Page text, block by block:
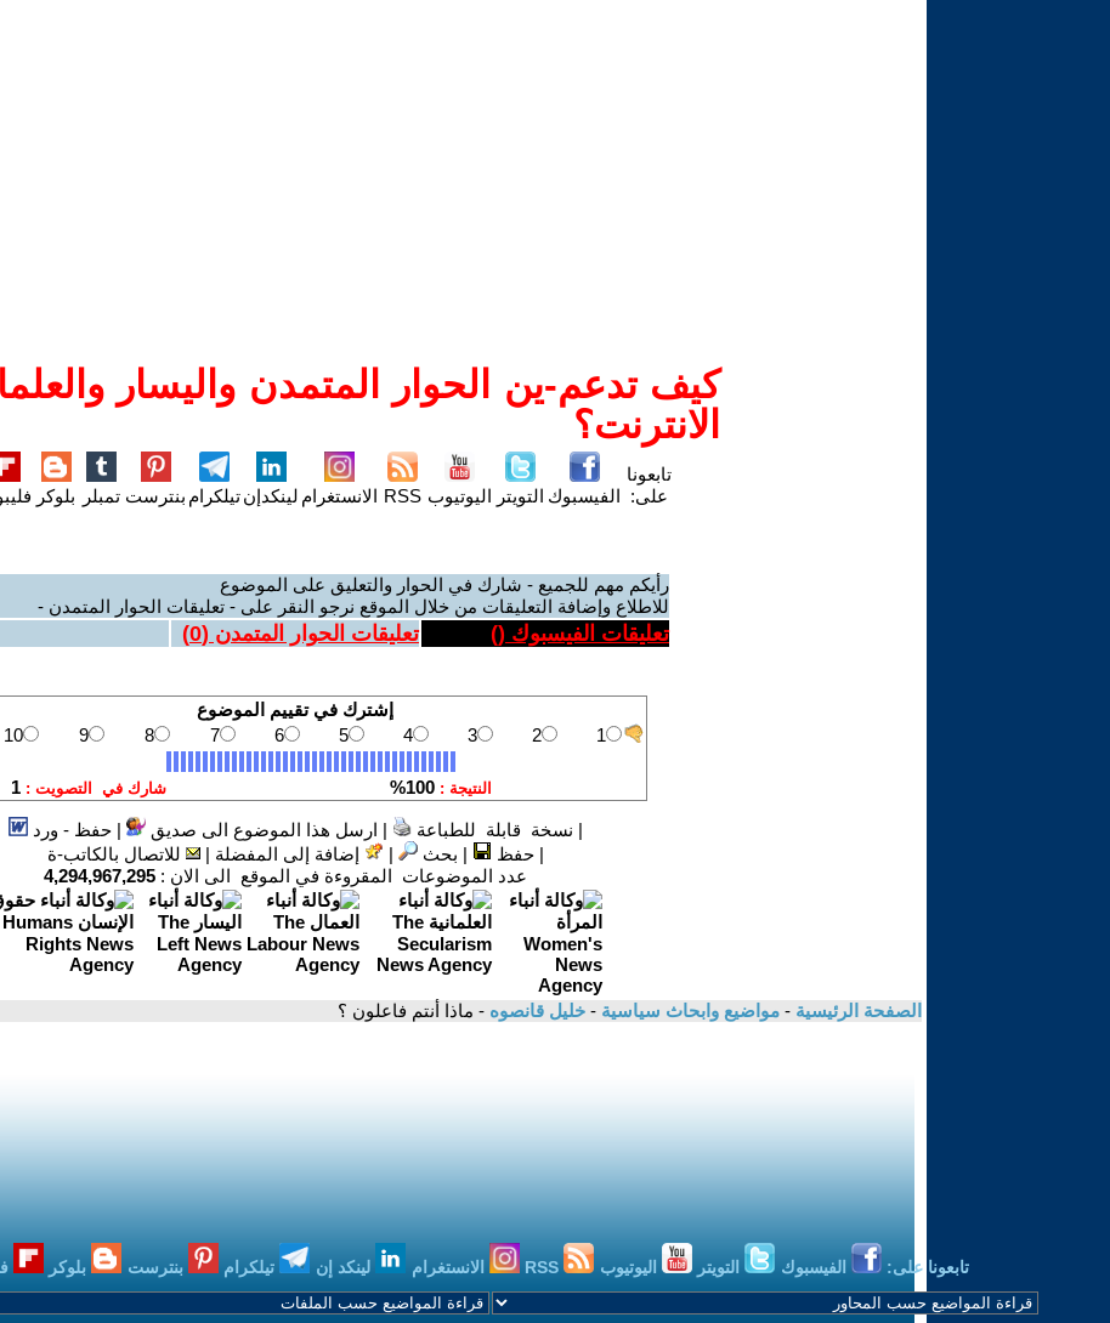
كيف تدعم-ين الحوار المتمدن واليسار
الانترنت؟
تابعونا
على: الفيسبوك التويتر اليوتيوب RSS الانستغرام لينكدإنتيلكرام بنترست تمبلر بلوكر
رأيكم مهم للجميع - شارك في الحوار والتعليق على الموضوع
للاطلاع وإضافة التعليقات من خلال الموقع نرجو النقر على - تعليقات الحوار المتمدن -
تعليقات الفيسبوك () تعليقات الحوار المتمدن (0
)
| نسخة قابلة للطباعة | ارسل هذا الموضوع الى صديق |حفظ - ورد
|حفظ | بحث | إضافة إلى المفضلة |
للاتصال بالكاتب-ة
عدد الموضوعات المقروءة في الموقع الى الان : 4,294,967,295
الصفحة الرئيسية - مواضيع وابحاث سياسية - خليل قانصوه - ماذا أنتم فاعلون ؟
تابعونا على: الفيسبوك التويتر اليوتيوب الانستغرام لينكد إن تيلكرام بنترست بلوكر